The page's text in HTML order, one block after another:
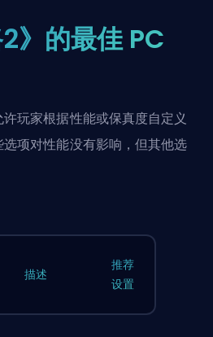
2》的最佳 PC
玩家根据性能或保真度自定义
项对性能没有影响，但其他选
描述
推荐
设置